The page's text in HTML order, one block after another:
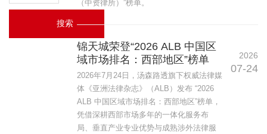
（中资律所）”榜单。
锦天城荣登“2026 ALB 中国区
域市场排名：西部地区”榜单
2026年7月24日，汤森路透旗下权威法律媒
体《亚洲法律杂志》（ALB）发布 “2026
ALB 中国区域市场排名：西部地区”榜单，
凭借深耕西部市场多年的一体化服务布
局、垂直产业专业优势与成熟涉外法律服
2026
07-24